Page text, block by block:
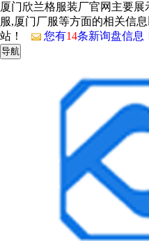
厦门欣兰格服装厂官网主要展
服,厦门厂服等方面的相关信
站！
您有14条新询盘信息
导航